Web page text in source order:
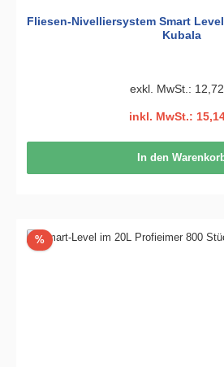
Fliesen-Nivelliersystem Smart
Kubala
exkl. MwSt.:
inkl. MwSt.:
In den
%Rabatt